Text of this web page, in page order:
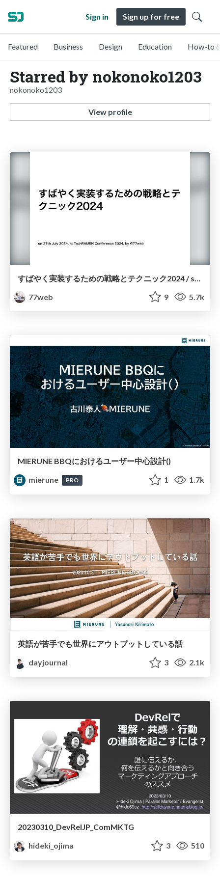
Sign in Sign up for free
Featured Business Design Education How-to
Starred by nokonoko1203
nokonoko1203
View profile
77web
9 5.7k
MIERUNE BBQにおけるユーザー中心設計()
mierune
PRO 1 1.7k
英語が苦手でも世界にアウトプットしている話
dayjournal
3 2.1k
20230310_DevRelJP_ComMKTG
hideki_ojima
3 510